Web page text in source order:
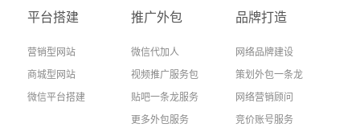
平台搭建
营销型网站
商城型网站
微信平台搭建
推广外包
微信代加人
视频推广服务包
贴吧一条龙服务
更多外包服务
品牌打造
网络品牌建设
策划外包一条龙
网络营销顾问
竞价账号服务